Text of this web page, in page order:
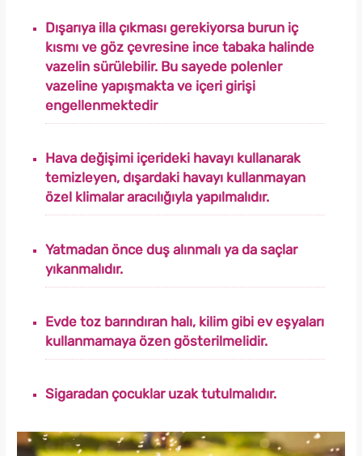
Dışarıya illa çıkması gerekiyorsa burun iç
kısmı ve göz çevresine ince tabaka halinde
vazelin sürülebilir. Bu sayede polenler
vazeline yapışmakta ve içeri girişi
engellenmektedir
Hava değişimi içerideki havayı kullanarak
temizleyen, dışardaki havayı kullanmayan
özel klimalar aracılığıyla yapılmalıdır.
Yatmadan önce duş alınmalı ya da saçlar
yıkanmalıdır.
Evde toz barındıran halı, kilim gibi ev eşyaları
kullanmamaya özen gösterilmelidir.
Sigaradan çocuklar uzak tutulmalıdır.